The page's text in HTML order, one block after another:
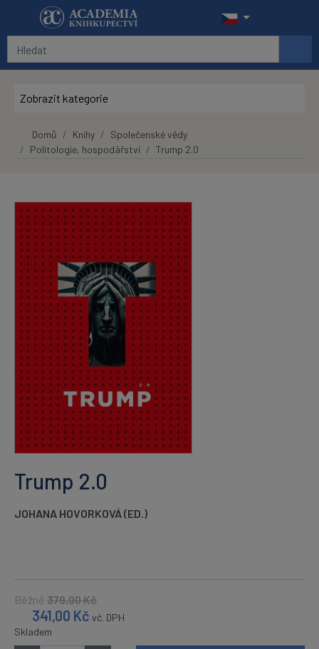
Přeskočit na hlavní obsah
Zobrazit kategorie
Domů Knihy
Společenské vědy
Politologie, hospodářství
Trump 2.0
Trump 2.0
JOHANA HOVORKOVÁ (ED.)
Běžně 379,00Kč
341,00 Kč vč. DPH
Skladem